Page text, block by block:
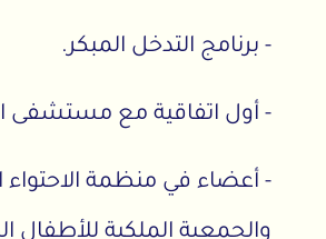
- برنامج التدخل المبكر.
- أول اتفاقية مع مستشفى
- أعضاء في منظمة الاحتواء
والجمعية الملكية للأطفال